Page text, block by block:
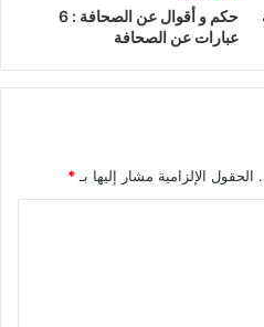
حكم و أقوال عن الصحافة : 6
عبارات عن الصحافة
الحقول الإلزامية مشار إليها بـ *